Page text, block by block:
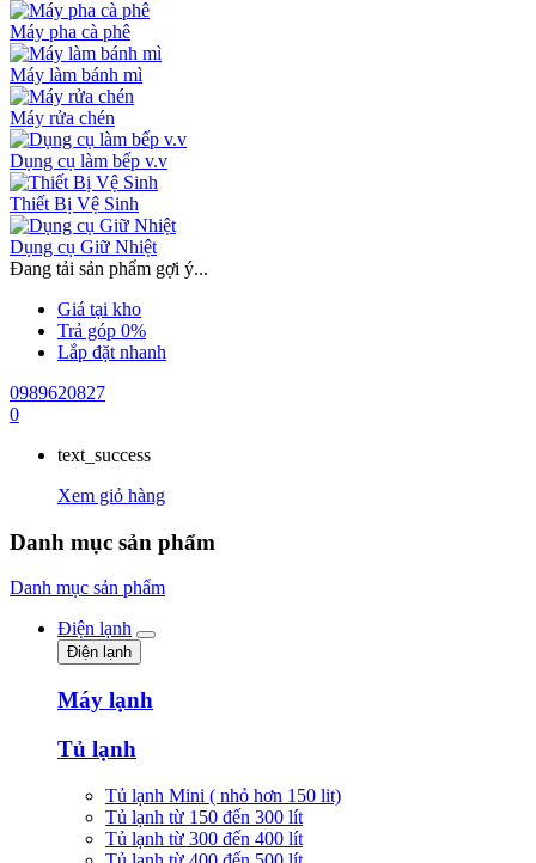
Máy pha cà phê
Máy làm bánh mì
Máy rửa chén
Dụng cụ làm bếp v.v
Thiết Bị Vệ Sinh
Dụng cụ Giữ Nhiệt
Đang tải sản phẩm gợi ý...
Giá tại kho
Trả góp 0%
Lắp đặt nhanh
0989620827
0
text_success
Xem giỏ hàng
Danh mục sản phẩm
Danh mục sản phẩm
Điện lạnh
Điện lạnh
Máy lạnh
Tủ lạnh
Tủ lạnh Mini ( nhỏ hơn 150 lit)
Tủ lạnh từ 150 đến 300 lít
Tủ lạnh từ 300 đến 400 lít